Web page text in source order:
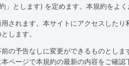
とします) を定めます。本規約をよく
されます。本サイトにアクセスしたり
します。
の予告なしに変更ができるものとしま
ページで本規約の最新の内容をご確認